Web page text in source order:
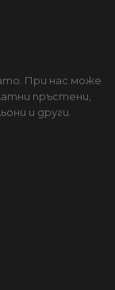
При нас може
пръстени,
и други.